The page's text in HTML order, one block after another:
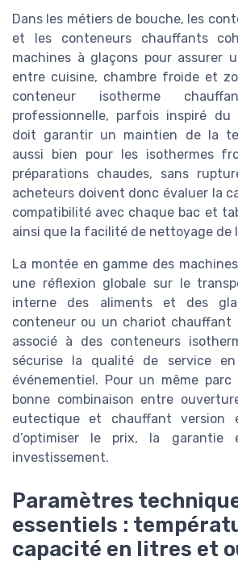
Dans les métiers de bouche, les
et les conteneurs chauffants
machines à glaçons pour assurer
entre cuisine, chambre froide et
conteneur isotherme
professionnelle, parfois inspiré du
doit garantir un maintien de la
aussi bien pour les isothermes
préparations chaudes, sans
acheteurs doivent donc évaluer la
compatibilité avec chaque bac et
ainsi que la facilité de nettoyage de
La montée en gamme des
une réflexion globale sur le
interne des aliments et des
conteneur ou un chariot chauffant
associé à des conteneurs
sécurise la qualité de service
événementiel. Pour un même
bonne combinaison entre
eutectique et chauffant version
d’optimiser le prix, la
investissement.
Paramètres
essentiels :
capacité en litres et